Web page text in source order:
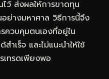
ว้ ส่งผลให้การขาดทุน
ย่างมหาศาล วิธีการนี้จึง
ควบคุมตนเองที่อยู่ใน
ำเร็จ และไม่แนะนำให้ใช้
ทรดเพียงพอ